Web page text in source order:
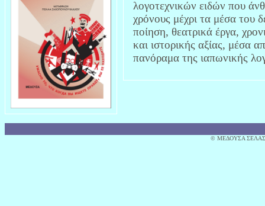
λογοτεχνικών ειδών που
χρόνους μέχρι τα μέσα του
ποίηση, θεατρικά έργα,
και ιστορικής αξίας, μέσα
πανόραμα της ιαπωνικής
© MΕΔΟΥΣΑ